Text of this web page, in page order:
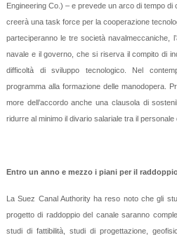
Engineering Co.) – e prevede un arco di tempo
creerà una task force per la cooperazione
parteciperanno le tre società navalmeccaniche,
navale e il governo, che si riserva il compito di
difficoltà di sviluppo tecnologico. Nel
programma alla formazione delle manodopera.
more dell’accordo anche una clausola di
ridurre al minimo il divario salariale tra il personale
Entro un anno e mezzo i piani per il
La Suez Canal Authority ha reso noto che gli
progetto di raddoppio del canale saranno
studi di fattibilità, studi di progettazione,